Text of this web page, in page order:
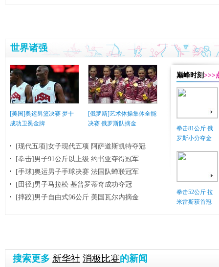
世界诸强
[美国]奥运男篮决赛 梦十
成功卫冕金牌
[俄罗斯]艺术体操集体全能
决赛 俄罗斯队摘金
[现代五项]女子现代五项 阿萨道斯凯特夺冠
[拳击]男子91公斤以上级 约书亚夺得冠军
[手球]奥运男子手球决赛 法国队蝉联冠军
[田径]男子马拉松 基普罗蒂奇成功夺冠
[摔跤]男子自由式96公斤 美国瓦尔内摘金
巅峰时刻>>>
拳击81公斤 俄
罗斯小分夺金
拳击52公斤 拉
米雷斯获首冠
搜索更多 新华社 消极比赛的新闻